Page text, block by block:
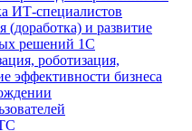
ИТ-специалистов
(доработка) и развитие
решений 1С
роботизация,
эффективности бизнеса